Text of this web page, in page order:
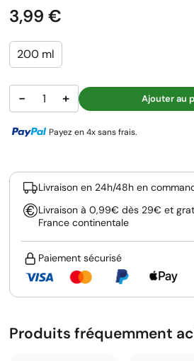
Prix
3,99 €
200 ml
− + Ajouter au
Payez en 4x sans frais.
Livraison en 24h/48h en
Livraison à 0,99€ dès 29€ et
France continentale
Paiement sécurisé
Produits fréquemment